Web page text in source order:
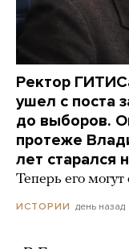
Ректор
ушел с поста
до выборов.
протеже
лет старался
Теперь его
ИСТОРИИ день назад